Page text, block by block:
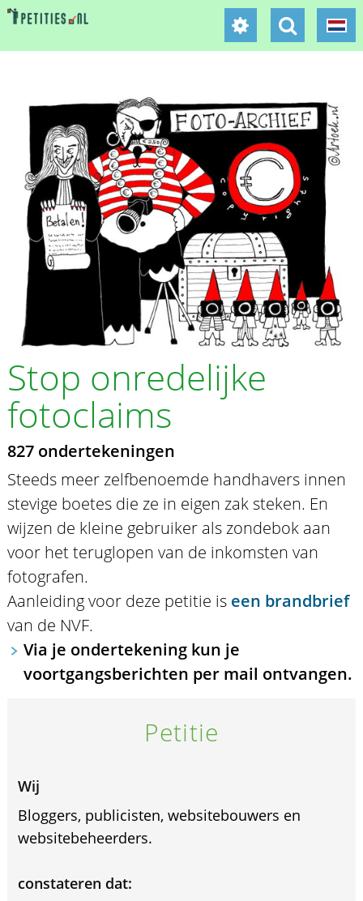
Stop onredelijke
fotoclaims
827 ondertekeningen
Steeds meer zelfbenoemde handhavers innen
stevige boetes die ze in eigen zak steken. En
wijzen de kleine gebruiker als zondebok aan
voor het teruglopen van de inkomsten van
fotografen.
Aanleiding voor deze petitie is een brandbrief
van de NVF.
Via je ondertekening kun je
voortgangsberichten per mail ontvangen.
Petitie
Wij
Bloggers, publicisten, websitebouwers en
websitebeheerders.
constateren dat: